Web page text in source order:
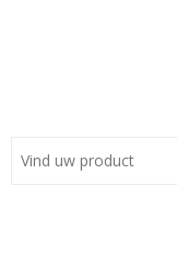
Contact